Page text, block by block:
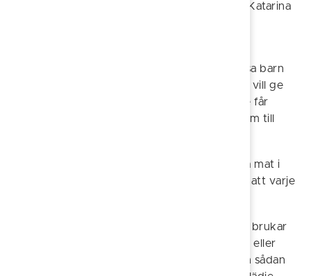
stannar handlar det alltid om samma sak för Katarina
- Vi vill ge en annan bild av familj än vad dessa barn
har med sig. Vi vill att de ska få vara barn. Vi vill ge
dem en trygg plats att vara på till dess att de får
komma till ett familjehem, eller återvända hem till
Förutom att få sova i en fint bäddad säng, få mat i
magen och uppleva lugn och ro, vill Katarina att varje
- Det kan låta så enkelt och torftigt, men jag brukar
ta med varje barn till stan för att köpa kläder eller
något annat som de får välja själva. Det är en sådan